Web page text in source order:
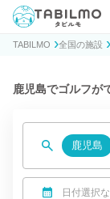
貸別荘コテージ・一
TABILMO 全国の施設
鹿児島でゴルフが
鹿児島
日付選択